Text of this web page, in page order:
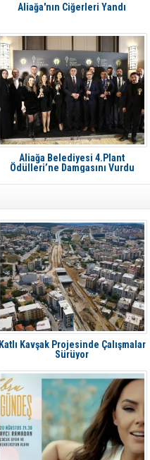
Aliağa'nın Ciğerleri Yandı
Aliağa Belediyesi 4.Plant
Ödülleri’ne Damgasını Vurdu
Katlı Kavşak Projesinde Çalışmalar
Sürüyor